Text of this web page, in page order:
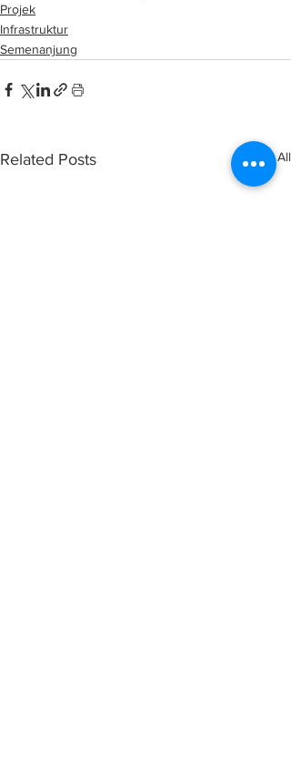
Projek
Infrastruktur
Semenanjung
Related Posts See All